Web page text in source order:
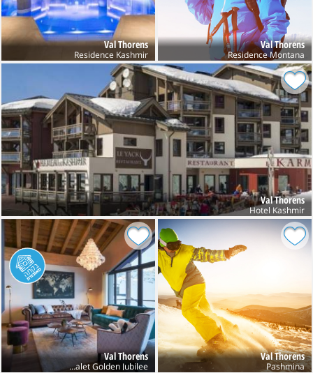
חופשה מהנה
צוות פינגווין
Val Thorens
Residence Montana
Val Thorens
Residence Kashmir
Val Thorens
Hotel Kashmir
Val Thorens
Pashmina
Val Thorens
Chalet Golden Jubilee